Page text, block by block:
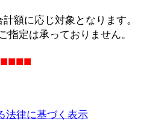
額に応じ対象となります。
指定は承っておりません。
法律に基づく表示